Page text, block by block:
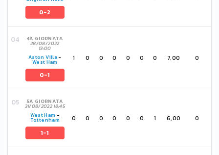
0-2
4A GIORNATA
28/08/2022
13:00
Aston Villa-
West Ham
0-1
1 0 0 0 0 0 0 7,00 0
5A GIORNATA
31/08/2022 18:45
West Ham -
Tottenham
1-1
0 0 0 0 0 0 1 6,00 0